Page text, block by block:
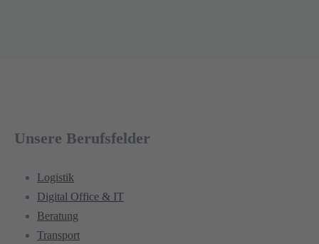
Unsere Berufsfelder
Logistik
Digital Office & IT
Beratung
Transport